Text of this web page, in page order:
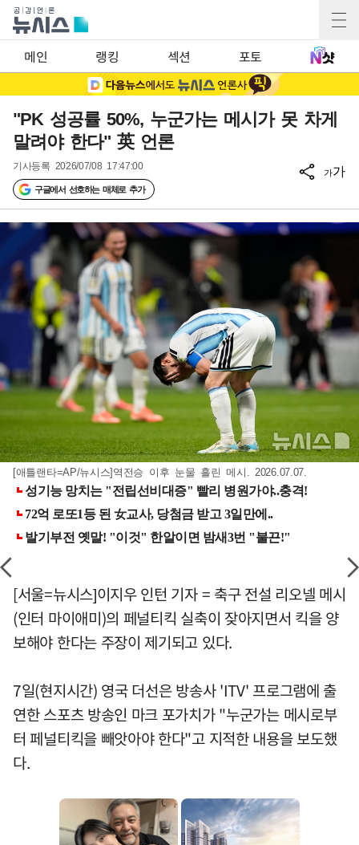
메인 랭킹 섹션 포토
"PK 성공률 50%, 누군가는 메시가 못 차게
말려야 한다" 英 언론
기사등록 2026/07/08 17:47:00
구글에서 선호하는 매체로 추가
가가
[애틀랜타=AP/뉴시스]역전승 이후 눈물 흘린 메시. 2026.07.07.
[서울=뉴시스]이지우 인턴 기자 = 축구 전설 리오넬 메시
(인터 마이애미)의 페널티킥 실축이 잦아지면서 킥을 양
보해야 한다는 주장이 제기되고 있다.
7일(현지시간) 영국 더선은 방송사 'ITV' 프로그램에 출
연한 스포츠 방송인 마크 포가치가 "누군가는 메시로부
터 페널티킥을 빼앗아야 한다"고 지적한 내용을 보도했
다.